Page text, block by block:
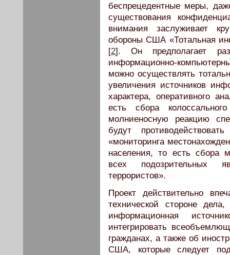
беспрецедентные меры,
существования
внимания заслуживает
обороны США «Тотальная
[2]. Он предполагает
информационно-
можно осуществлять
увеличения источников
характера, оперативного
есть сбора
молниеносную реакцию
будут
«мониторинга
населения, то есть сбора
всех подозрительных
террористов».
Проект действительно
технической стороне
информационная
интегрировать
гражданах, а также об
США, которые следует